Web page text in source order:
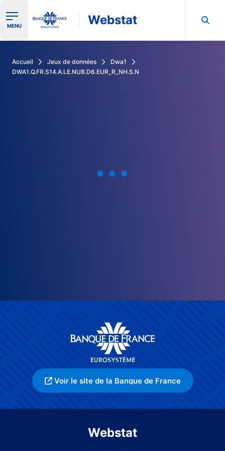
Ouvrir le menu de navigation
MENU Webstat
Accueil Jeux de données
Dwa1
DWA1.Q.FR.S14.A.LE.NUB.D6.EUR_R_NH.S.N
Voir le site de la Banque de France
Webstat